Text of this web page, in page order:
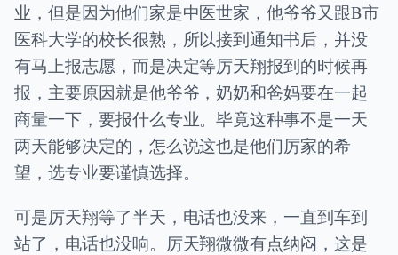
业，但是因为他们家是中医世家，他爷爷又跟B市
医科大学的校长很熟，所以接到通知书后，并没
有马上报志愿，而是决定等厉天翔报到的时候再
报，主要原因就是他爷爷，奶奶和爸妈要在一起
商量一下，要报什么专业。毕竟这种事不是一天
两天能够决定的，怎么说这也是他们厉家的希
望，选专业要谨慎选择。
可是厉天翔等了半天，电话也没来，一直到车到
站了，电话也没响。厉天翔微微有点纳闷，这是